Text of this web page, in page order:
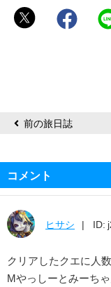
miran
༄❀*
前の旅日誌
コメント
ヒサシ ID:
クリアしたクエに人
Mやっしーとみーち